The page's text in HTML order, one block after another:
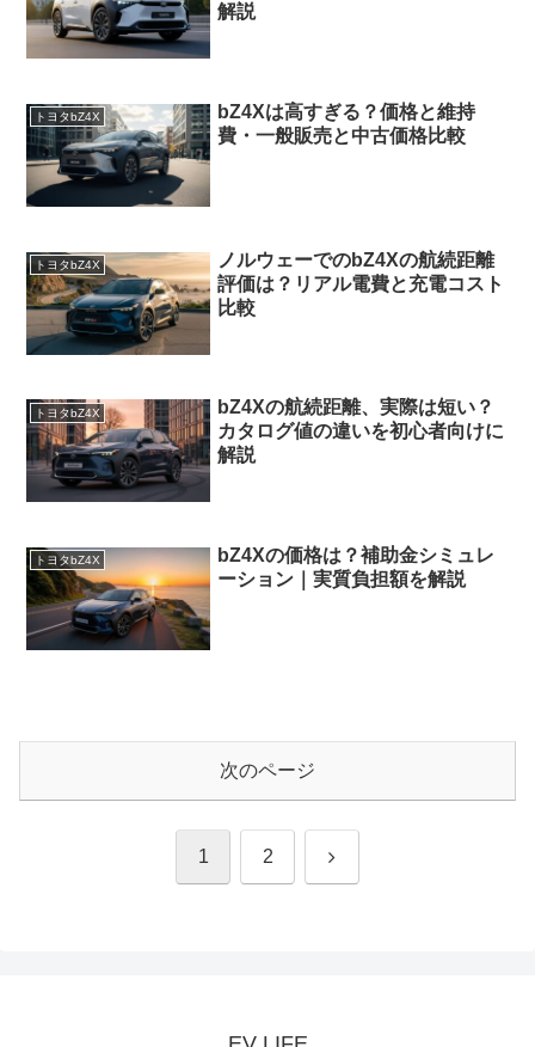
解説
トヨタbZ4X
bZ4Xは高すぎる？価格と維持
費・一般販売と中古価格比較
トヨタbZ4X
ノルウェーでのbZ4Xの航続距離
評価は？リアル電費と充電コスト
比較
トヨタbZ4X
bZ4Xの航続距離、実際は短い？
カタログ値の違いを初心者向けに
解説
トヨタbZ4X
bZ4Xの価格は？補助金シミュレ
ーション｜実質負担額を解説
次のページ
1 2 次